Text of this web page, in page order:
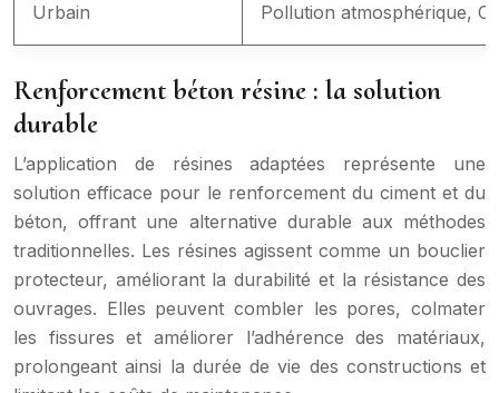
Urbain Pollution atmosphérique,
Renforcement béton résine : la solution
durable
L’application de résines adaptées représente une
solution efficace pour le renforcement du ciment et du
béton, offrant une alternative durable aux méthodes
traditionnelles. Les résines agissent comme un bouclier
protecteur, améliorant la durabilité et la résistance des
ouvrages. Elles peuvent combler les pores, colmater
les fissures et améliorer l’adhérence des matériaux,
prolongeant ainsi la durée de vie des constructions et